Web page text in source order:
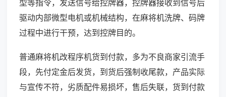
型等指令，发送信号给控牌器，控牌器接收到信号后
驱动内部微型电机或机械结构，在麻将机洗牌、码牌
过程中进行干预，达到控牌目的。
普通麻将机改程序机货到付款，多为不良商家引流手
段，先付定金后发货，到货后强制收尾款，产品实际
与宣传不符，劣质配件易损坏，售后失联，货到付款